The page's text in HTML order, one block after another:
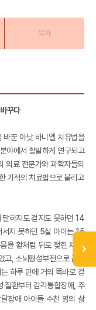
목차
꾸다
꾼 아낫 바니엘 치유법을
야에서 활발하게 연구되고
의료 전문가와 과학자들의
기적의 치료법으로 불리고
말하지도 걷지도 못하던 14
서지 못하던 5살 아이는 15
을 활처럼 뒤로 젖힌 채 고
, 소뇌형성부전으로 굽은
하루 만에 거의 똑바로 걷
질환부터 감각통합장애, 주
장애 아이들 수천 명의 삶